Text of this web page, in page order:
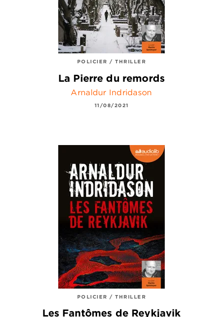
POLICIER / THRILLER
La Pierre du remords
Arnaldur Indridason
11/08/2021
POLICIER / THRILLER
Les Fantômes de Reykjavik